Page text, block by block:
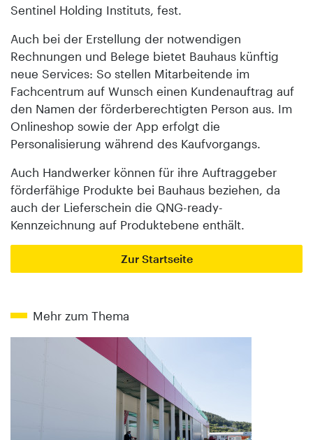
Sentinel Holding Instituts, fest.
Auch bei der Erstellung der notwendigen
Rechnungen und Belege bietet Bauhaus künftig
neue Services: So stellen Mitarbeitende im
Fachcentrum auf Wunsch einen Kundenauftrag auf
den Namen der förderberechtigten Person aus. Im
Onlineshop sowie der App erfolgt die
Personalisierung während des Kaufvorgangs.
Auch Handwerker können für ihre Auftraggeber
förderfähige Produkte bei Bauhaus beziehen, da
auch der Lieferschein die QNG-ready-
Kennzeichnung auf Produktebene enthält.
Zur Startseite
Mehr zum Thema